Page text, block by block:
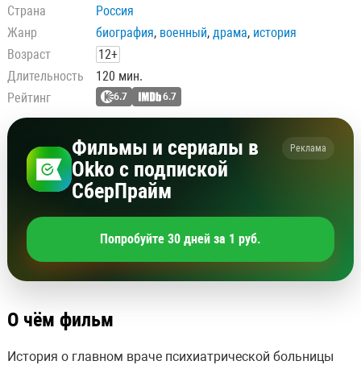
Страна
Россия
Жанр
биография, военный, драма, история
Возраст
12+
Длительность
120 мин.
Рейтинг
6.7 6.7
Фильмы и сериалы в
Okko с подпиской
СберПрайм
Реклама
Попробуйте 30 дней за 1 руб.
О чём фильм
История о главном враче психиатрической больницы